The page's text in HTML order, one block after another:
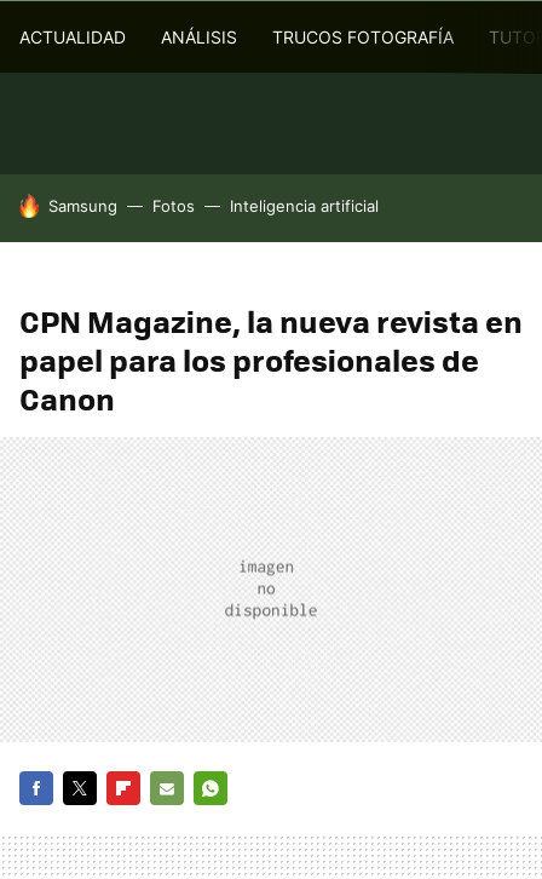
ACTUALIDAD ANÁLISIS TRUCOS FOTOGRAFÍA
HOY SE HABLA DE
Samsung Fotos Inteligencia artificial
CPN Magazine, la nueva revista en
papel para los profesionales de
Canon
MAIL